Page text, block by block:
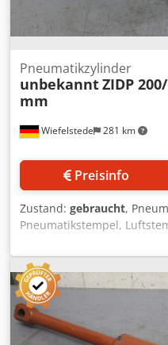
Wiefelstede 281 km
Pneumatikzylinder
unbekanntZIDP
mm
Preisinfo
Zustand: gebraucht,
Pneumatikstempel,
Pneumatikzylinder: ZIDP
Kolbendurchmesser: 200
Abmessungen: 220/220/
Dksdpfxjgrzvco Afmer